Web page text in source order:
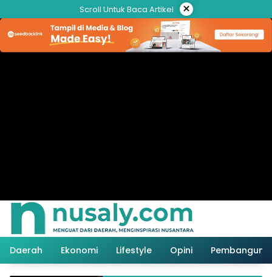
ke
konten
Scroll Untuk Baca Artikel ×
Daerah Ekonomi Lifestyle Opini